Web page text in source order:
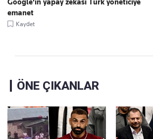
Google'ın yapay zekası Türk yöneticiye
emanet
Kaydet
ÖNE ÇIKANLAR